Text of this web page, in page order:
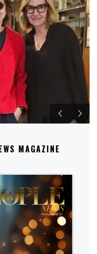
MAGAZINE